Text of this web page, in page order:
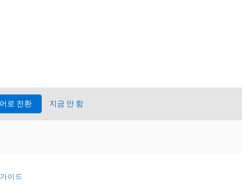
로 전환 지금 안 함
이드